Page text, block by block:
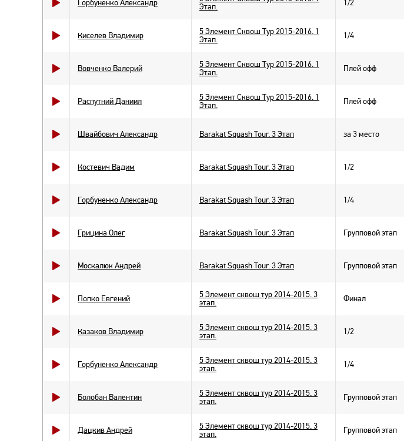
Горбуненко Александр
Этап.
1/2
Киселев Владимир
5 Элемент Сквош Тур 2015-2016. 1
Этап.
1/4
Вовченко Валерий
5 Элемент Сквош Тур 2015-2016. 1
Этап.
Плей офф
Распутний Даниил
5 Элемент Сквош Тур 2015-2016. 1
Этап.
Плей офф
Швайбович Александр Barakat Squash Tour. 3 Этап за 3 место
Костевич Вадим Barakat Squash Tour. 3 Этап 1/2
Горбуненко Александр Barakat Squash Tour. 3 Этап 1/4
Грицина Олег Barakat Squash Tour. 3 Этап Групповой этап
Москалюк Андрей Barakat Squash Tour. 3 Этап Групповой этап
Попко Евгений
5 Элемент сквош тур 2014-2015. 3
этап.
Финал
Казаков Владимир
5 Элемент сквош тур 2014-2015. 3
этап.
1/2
Горбуненко Александр
5 Элемент сквош тур 2014-2015. 3
этап.
1/4
Болобан Валентин
5 Элемент сквош тур 2014-2015. 3
этап.
Групповой этап
Дацкив Андрей
5 Элемент сквош тур 2014-2015. 3
этап.
Групповой этап